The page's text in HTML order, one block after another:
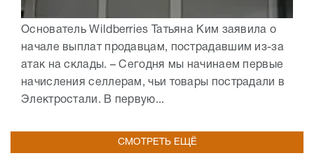
Основатель Wildberries Татьяна Ким заявила о
начале выплат продавцам, пострадавшим из-за
атак на склады. – Сегодня мы начинаем первые
начисления селлерам, чьи товары пострадали в
Электростали. В первую...
СМОТРЕТЬ ЕЩЁ